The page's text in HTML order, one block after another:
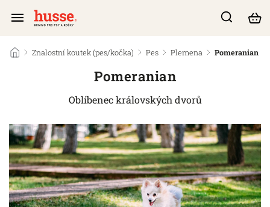
/ Znalostní koutek (pes/kočka) / Pes / Plemena / Pomeranian
Pomeranian
Oblíbenec královských dvorů